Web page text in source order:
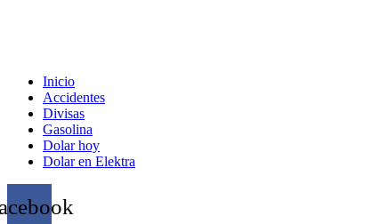
Inicio
Accidentes
Divisas
Gasolina
Dolar hoy
Dolar en Elektra